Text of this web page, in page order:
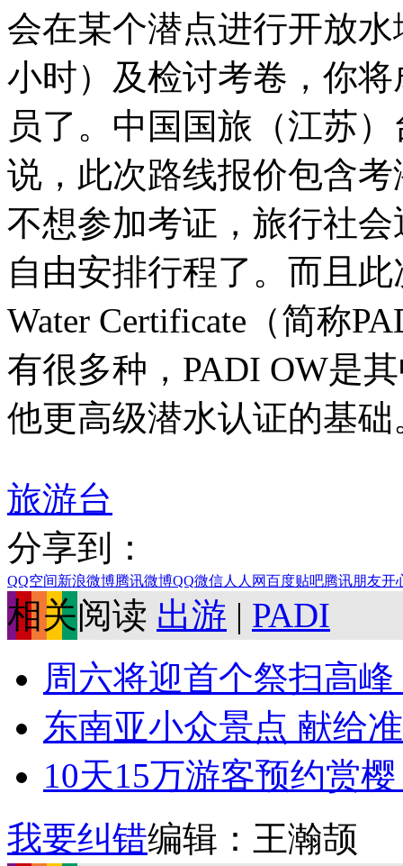
会在某个潜点进行开放
小时）及检讨考卷，你
员了。中国国旅（江苏
说，此次路线报价包含
不想参加考证，旅行社
自由安排行程了。而且
Water Certificate（简称
有很多种，PADI OW是
他更高级潜水认证的基
旅游台
分享到：
QQ空间新浪微博腾讯微博QQ微信人人网百度贴吧腾讯朋友开
相关阅读 出游 | PADI
周六将迎首个祭扫高
东南亚小众景点 献给
10天15万游客预约赏
我要纠错编辑：王瀚颉